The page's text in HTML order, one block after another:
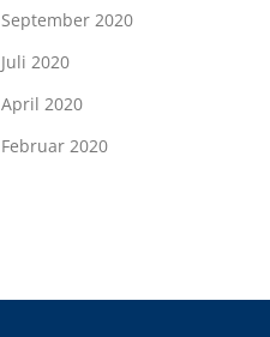
September 2020
Juli 2020
April 2020
Februar 2020